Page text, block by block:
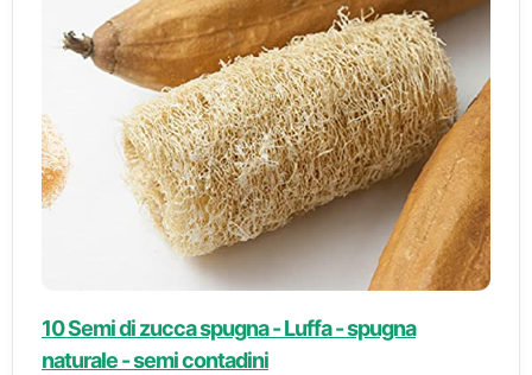
10 Semi di zucca spugna - Luffa - spugna
naturale - semi contadini